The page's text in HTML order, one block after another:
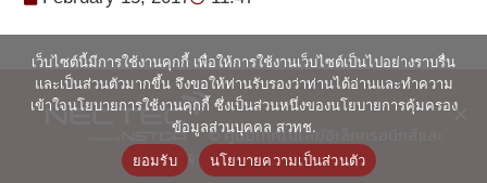
© ศูนย์เทคโนโลยีอิเล็กทรอนิกส์และ
คอมพิวเตอร์แห่งชาติ 2563
เว็บไซต์นี้มีการใช้งานคุกกี้ เพื่อให้การใช้งานเว็บไซต์เป็นไปอย่างราบรื่น
และเป็นส่วนตัวมากขึ้น จึงขอให้ท่านรับรองว่าท่านได้อ่านและทำความ
เข้าใจนโยบายการใช้งานคุกกี้ ซึ่งเป็นส่วนหนึ่งของนโยบายการคุ้มครอง
ข้อมูลส่วนบุคคล สวทช.
ยอมรับ
นโยบายความเป็นส่วนตัว